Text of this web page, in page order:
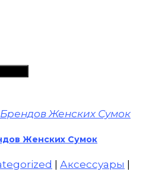
Женских Сумок
Аксессуары